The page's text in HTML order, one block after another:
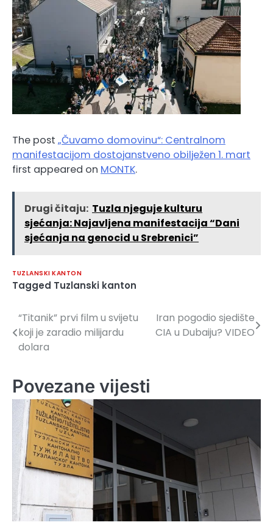
The post „Čuvamo domovinu“: Centralnom
manifestacijom dostojanstveno obilježen 1. mart
first appeared on MONTK.
Drugi čitaju: Tuzla njeguje kulturu
sjećanja: Najavljena manifestacija “Dani
sjećanja na genocid u Srebrenici”
TUZLANSKI KANTON
Tagged Tuzlanski kanton
Navigacija
članaka
“Titanik” prvi film u svijetu
koji je zaradio milijardu
dolara
Iran pogodio sjedište
CIA u Dubaiju? VIDEO
Povezane vijesti